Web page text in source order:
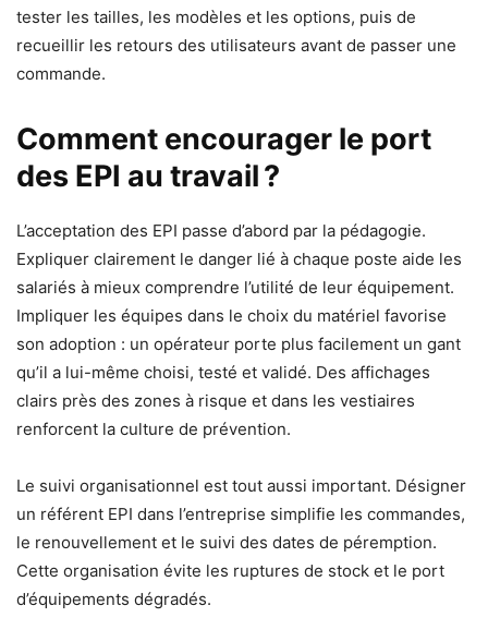
tester les tailles, les modèles et les options, puis de
recueillir les retours des utilisateurs avant de passer une
commande.
Comment encourager le port
des EPI au travail ?
L’acceptation des EPI passe d’abord par la pédagogie.
Expliquer clairement le danger lié à chaque poste aide les
salariés à mieux comprendre l’utilité de leur équipement.
Impliquer les équipes dans le choix du matériel favorise
son adoption : un opérateur porte plus facilement un gant
qu’il a lui-même choisi, testé et validé. Des affichages
clairs près des zones à risque et dans les vestiaires
renforcent la culture de prévention.
Le suivi organisationnel est tout aussi important. Désigner
un référent EPI dans l’entreprise simplifie les commandes,
le renouvellement et le suivi des dates de péremption.
Cette organisation évite les ruptures de stock et le port
d’équipements dégradés.